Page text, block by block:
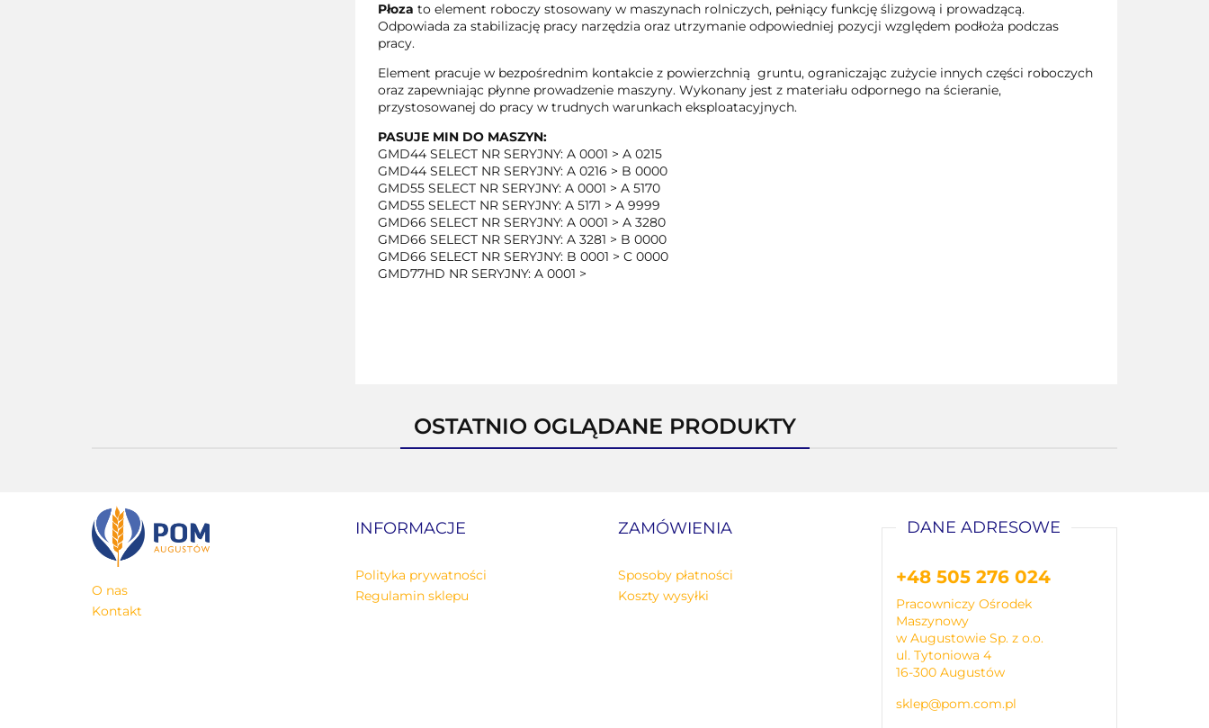
Płoza to element roboczy stosowany w maszynach rolniczych, pełniący funkcję ślizgową i prowadzącą.
Odpowiada za stabilizację pracy narzędzia oraz utrzymanie odpowiedniej pozycji względem podłoża podczas
pracy.
Element pracuje w bezpośrednim kontakcie z powierzchnią gruntu, ograniczając zużycie innych części roboczych
oraz zapewniając płynne prowadzenie maszyny. Wykonany jest z materiału odpornego na ścieranie,
przystosowanej do pracy w trudnych warunkach eksploatacyjnych.
PASUJE MIN DO MASZYN:
GMD44 SELECT NR SERYJNY: A 0001 > A 0215
GMD44 SELECT NR SERYJNY: A 0216 > B 0000
GMD55 SELECT NR SERYJNY: A 0001 > A 5170
GMD55 SELECT NR SERYJNY: A 5171 > A 9999
GMD66 SELECT NR SERYJNY: A 0001 > A 3280
GMD66 SELECT NR SERYJNY: A 3281 > B 0000
GMD66 SELECT NR SERYJNY: B 0001 > C 0000
GMD77HD NR SERYJNY: A 0001 >
OSTATNIO OGLĄDANE PRODUKTY
O nas
Kontakt
INFORMACJE
Polityka prywatności
Regulamin sklepu
ZAMÓWIENIA
Sposoby płatności
Koszty wysyłki
DANE ADRESOWE
+48 505 276 024
Pracowniczy Ośrodek
Maszynowy
w Augustowie Sp. z o.o.
ul. Tytoniowa 4
16-300 Augustów
sklep@pom.com.pl